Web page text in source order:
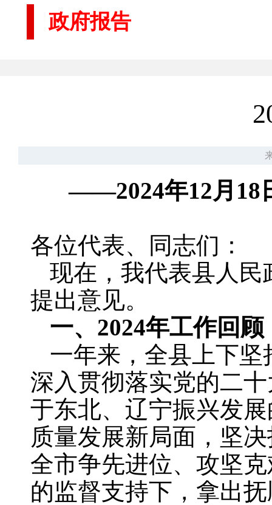
政府报告
——2024年12月18
各位代表、同志们：
现在，我代表县人
提出意见。
一、2024年工作回顾
一年来，全县上下
深入贯彻落实党的二
于东北、辽宁振兴发
质量发展新局面，坚
全市争先进位、攻坚
的监督支持下，拿出